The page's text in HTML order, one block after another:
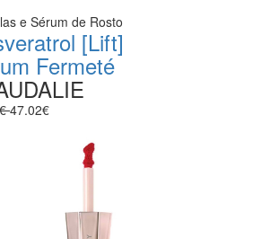
e Sérum de Rosto
[Lift]
Fermeté
47.02€